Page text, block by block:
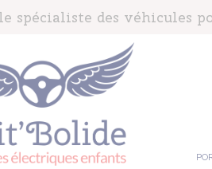
spécialiste des véhicules